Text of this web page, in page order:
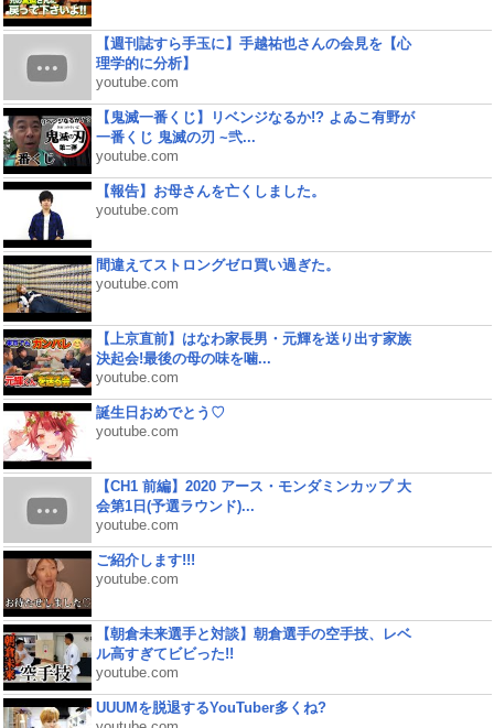
【週刊誌すら手玉に】手越祐也さんの会見を【心
理学的に分析】
youtube.com
【鬼滅一番くじ】リベンジなるか!? よゐこ有野が
一番くじ 鬼滅の刃 ~弐...
youtube.com
【報告】お母さんを亡くしました。
youtube.com
間違えてストロングゼロ買い過ぎた。
youtube.com
【上京直前】はなわ家長男・元輝を送り出す家族
決起会!最後の母の味を噛...
youtube.com
誕生日おめでとう♡
youtube.com
【CH1 前編】2020 アース・モンダミンカップ 大
会第1日(予選ラウンド)...
youtube.com
ご紹介します!!!
youtube.com
【朝倉未来選手と対談】朝倉選手の空手技、レベ
ル高すぎてビビった!!
youtube.com
UUUMを脱退するYouTuber多くね?